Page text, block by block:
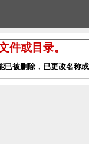
件或目录。
已被删除，已更改名称或